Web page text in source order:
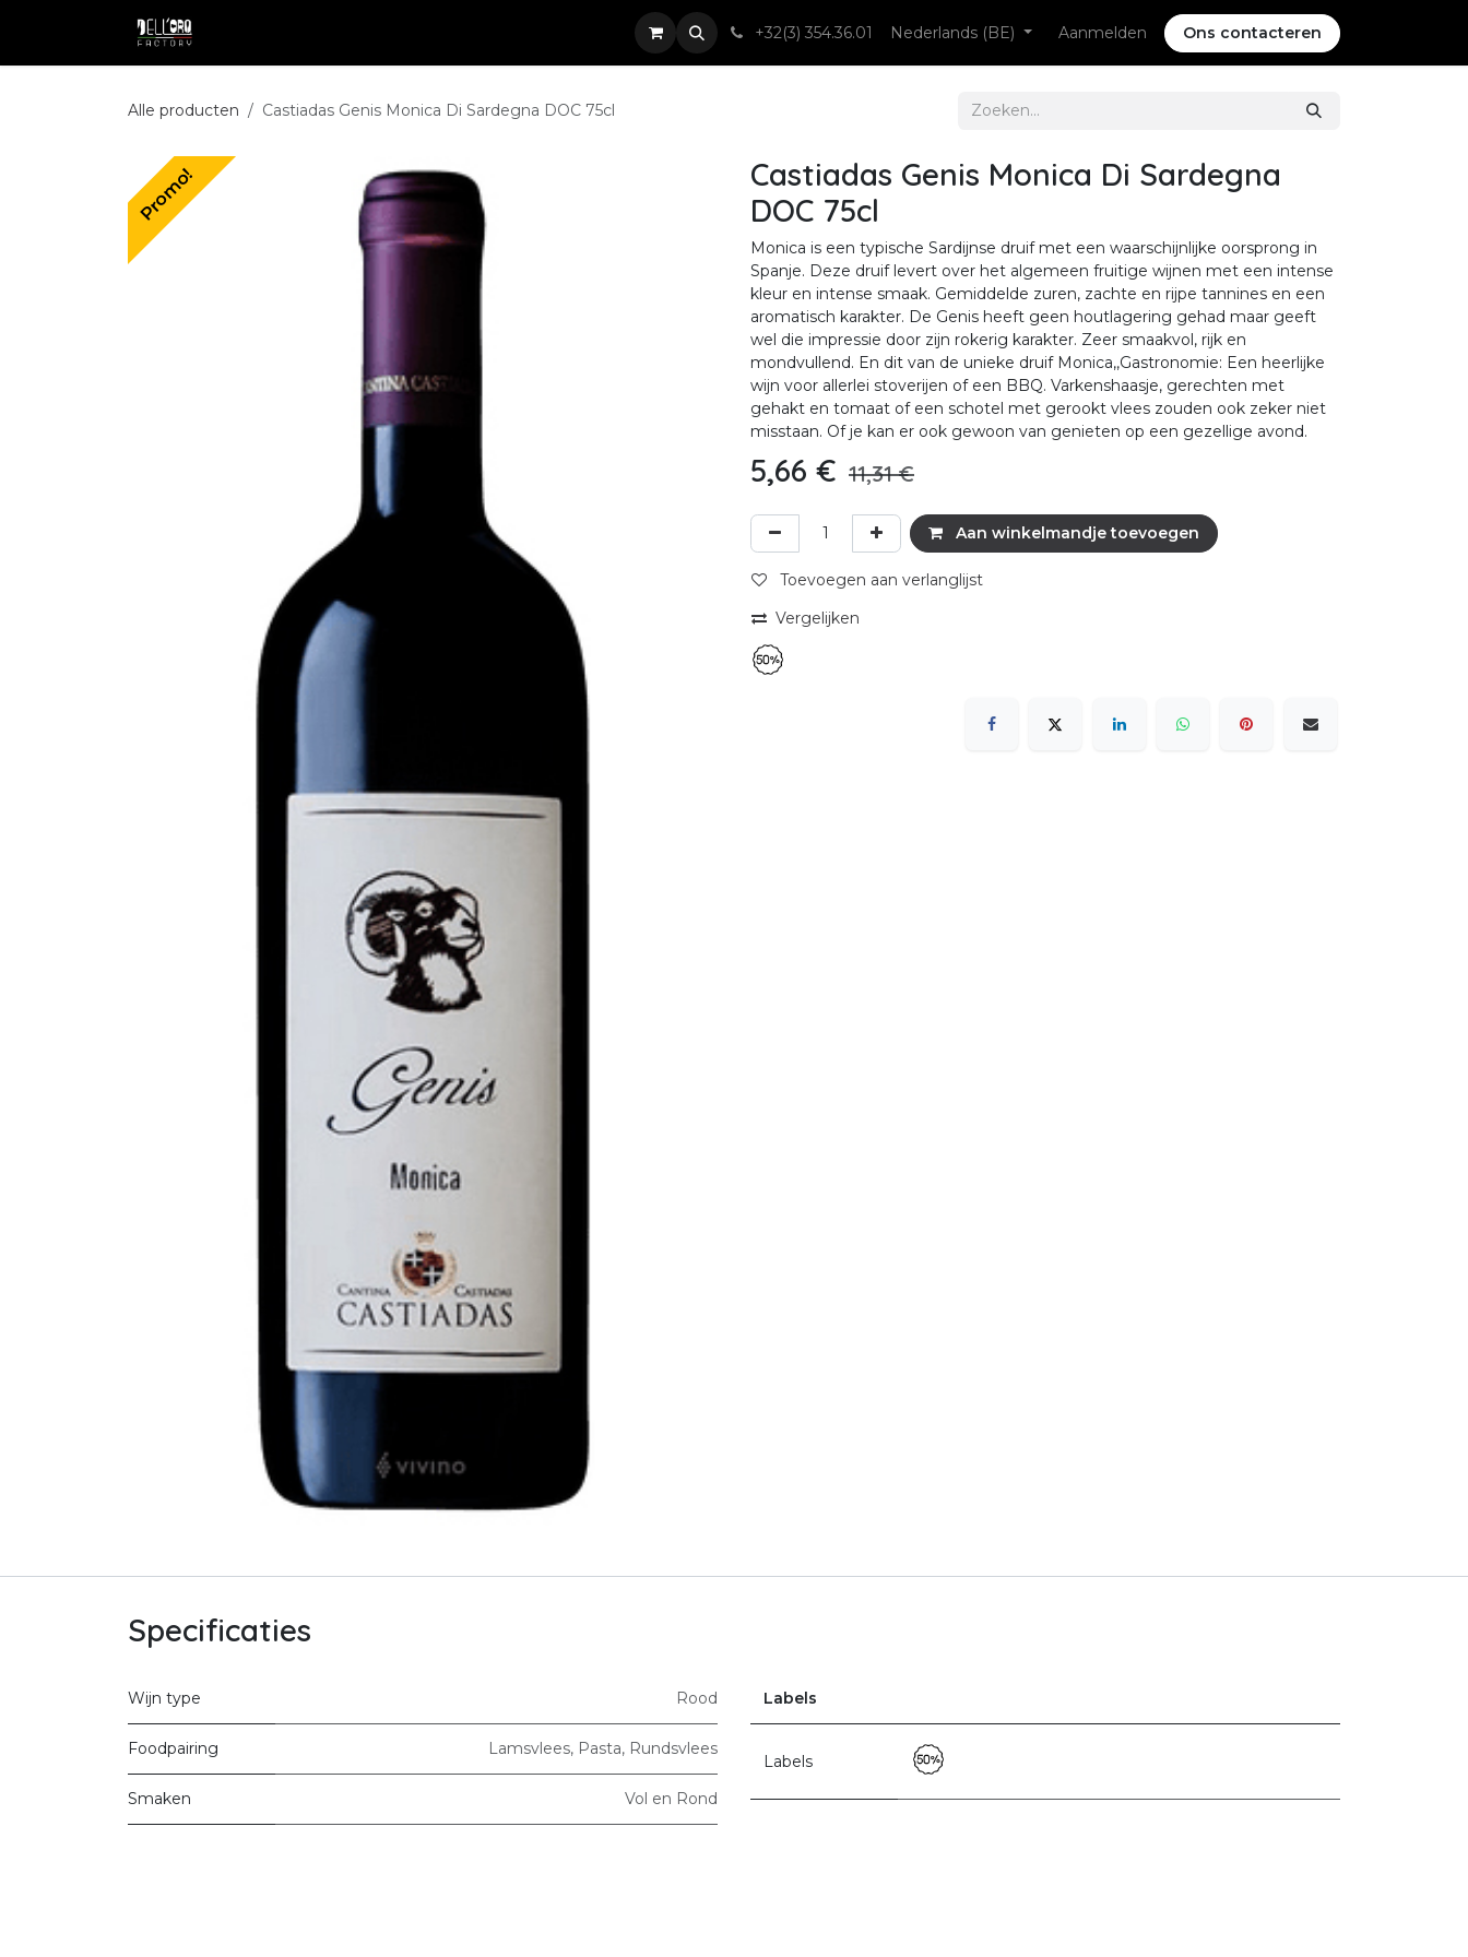
Nieuws & Events Contact+32(3) 354.36.01 Nederlands (BE) Aanmelden Ons contacteren
Alle producten Castiadas Genis Monica Di Sardegna DOC 75cl
Promo!
Castiadas Genis Monica Di Sardegna
DOC 75cl
Monica is een typische Sardijnse druif met een waarschijnlijke oorsprong in
Spanje. Deze druif levert over het algemeen fruitige wijnen met een intense
kleur en intense smaak. Gemiddelde zuren, zachte en rijpe tannines en een
aromatisch karakter. De Genis heeft geen houtlagering gehad maar geeft
wel die impressie door zijn rokerig karakter. Zeer smaakvol, rijk en
mondvullend. En dit van de unieke druif Monica,,Gastronomie: Een heerlijke
wijn voor allerlei stoverijen of een BBQ. Varkenshaasje, gerechten met
gehakt en tomaat of een schotel met gerookt vlees zouden ook zeker niet
misstaan. Of je kan er ook gewoon van genieten op een gezellige avond.
5,66 € 11,31€
Aan winkelmandje toevoegen
Toevoegen aan verlanglijst
Vergelijken
Specificaties
Wijn type Rood
Foodpairing Lamsvlees, Pasta, Rundsvlees
Smaken Vol en Rond
Labels
Labels